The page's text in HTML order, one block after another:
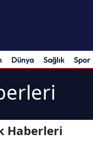
Dünya Sağlık Spor
Haberleri